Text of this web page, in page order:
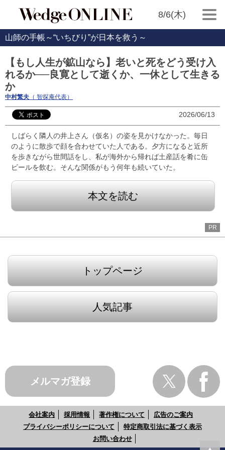
8/6(木)
山師の手帳～“いちびり”が日本を救う～
【もし人生が鉱山なら】老いと死をどう受け入
れるか──良寛として逝くか、一休として生きる
か
中村繁夫 （ 智探庵代表）
2026/06/13
しばらく隣人の井上さん（仮名）の姿を見かけなかった。毎日
のように散歩で顔を合わせていた人である。夕方になると近所
を歩きながら世間話をし、私が海外から帰れば土産話を肴に缶
ビールを飲む。そんな関係がもう何年も続いていた。
本文を読む
PR
トップページ
人気記事
メルマガ登録
会社案内 採用情報 著作権について
広告のご案内
プライバシーポリシーについて
特定商取引法に基づく表示
お問い合わせ